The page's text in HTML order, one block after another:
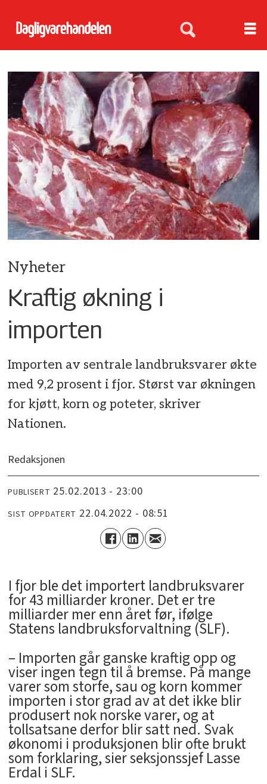
Nyheter
Kraftig økning i
importen
Importen av sentrale landbruksvarer økte
med 9,2 prosent i fjor. Størst var økningen
for kjøtt, korn og poteter, skriver
Nationen.
Redaksjonen
PUBLISERT 25.02.2013 - 23:00
SIST OPPDATERT 22.04.2022 - 08:51
I fjor ble det importert landbruksvarer
for 43 milliarder kroner. Det er tre
milliarder mer enn året før, ifølge
Statens landbruksforvaltning (SLF).
– Importen går ganske kraftig opp og
viser ingen tegn til å bremse. På mange
varer som storfe, sau og korn kommer
importen i stor grad av at det ikke blir
produsert nok norske varer, og at
tollsatsane derfor blir satt ned. Svak
økonomi i produksjonen blir ofte brukt
som forklaring, sier seksjonssjef Lasse
Erdal i SLF.